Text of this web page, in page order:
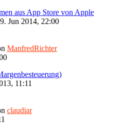
aus App Store von Apple
Jun 2014, 22:00
ManfredRichter
11:11
claudiar